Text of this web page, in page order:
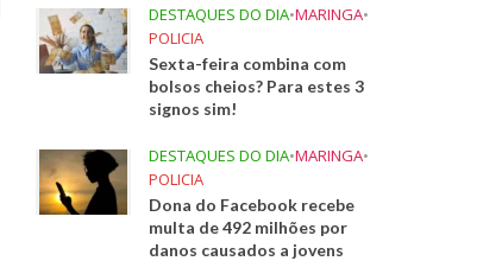
DESTAQUES DO DIA•MARINGA•
POLICIA
Sexta-feira combina com
bolsos cheios? Para estes 3
signos sim!
DESTAQUES DO DIA•MARINGA•
POLICIA
Dona do Facebook recebe
multa de 492 milhões por
danos causados a jovens